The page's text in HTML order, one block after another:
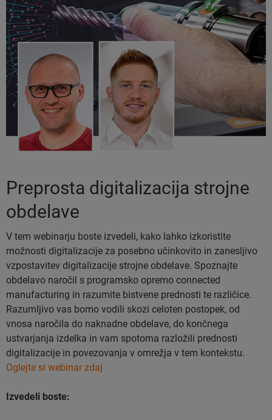
Preprosta digitalizacija strojne
obdelave
V tem webinarju boste izvedeli, kako lahko izkoristite
možnosti digitalizacije za posebno učinkovito in zanesljivo
vzpostavitev digitalizacije strojne obdelave. Spoznajte
obdelavo naročil s programsko opremo connected
manufacturing in razumite bistvene prednosti te različice.
Razumljivo vas bomo vodili skozi celoten postopek, od
vnosa naročila do naknadne obdelave, do končnega
ustvarjanja izdelka in vam spotoma razložili prednosti
digitalizacije in povezovanja v omrežja v tem kontekstu.
Oglejte si webinar zdaj
Izvedeli boste: